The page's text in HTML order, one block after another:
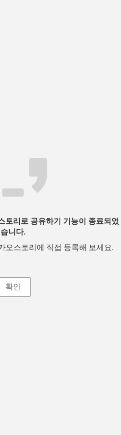
토리로 공유하기 기능이 종료되었
습니다.
오스토리에 직접 등록해 보세요.
확인